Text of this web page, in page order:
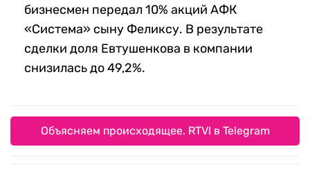
бизнесмен передал 10% акций АФК
«Система» сыну Феликсу. В результате
сделки доля Евтушенкова в компании
снизилась до 49,2%.
Объясняем происходящее. RTVI в Telegram